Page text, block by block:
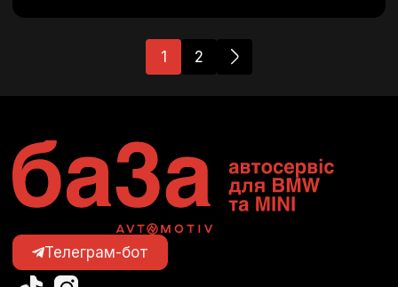
1 2
Телеграм-бот